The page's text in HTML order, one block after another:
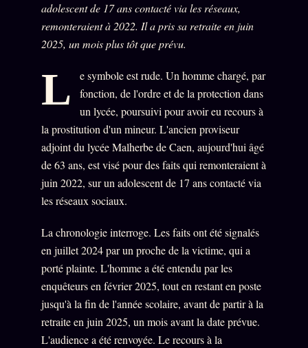
adolescent de 17 ans contacté via les réseaux,
remonteraient à 2022. Il a pris sa retraite en juin
2025, un mois plus tôt que prévu.
L
e symbole est rude. Un homme chargé, par
fonction, de l'ordre et de la protection dans
un lycée, poursuivi pour avoir eu recours à
la prostitution d'un mineur. L'ancien proviseur
adjoint du lycée Malherbe de Caen, aujourd'hui âgé
de 63 ans, est visé pour des faits qui remonteraient à
juin 2022, sur un adolescent de 17 ans contacté via
les réseaux sociaux.
La chronologie interroge. Les faits ont été signalés
en juillet 2024 par un proche de la victime, qui a
porté plainte. L'homme a été entendu par les
enquêteurs en février 2025, tout en restant en poste
jusqu'à la fin de l'année scolaire, avant de partir à la
retraite en juin 2025, un mois avant la date prévue.
L'audience a été renvoyée. Le recours à la